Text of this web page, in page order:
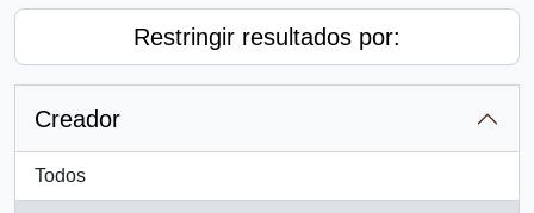
Restringir resultados por:
Creador
Todos